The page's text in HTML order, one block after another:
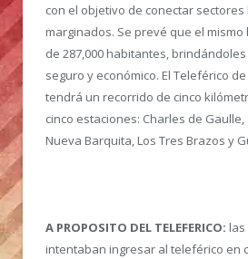
con el objetivo de conectar
marginados. Se prevé que el
de 287,000 habitantes,
seguro y económico. El Teleférico
tendrá un recorrido de cinco
cinco estaciones: Charles de
Nueva Barquita, Los Tres Brazos y
A PROPOSITO DEL TELEFERICO:
intentaban ingresar al teleférico en